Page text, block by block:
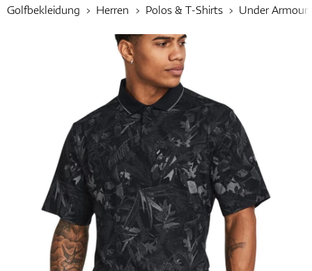
Marken
Golfschläger
Bekleidung
Handschuhe
Golfbekleidung Herren Polos & T-Shirts Under Armour